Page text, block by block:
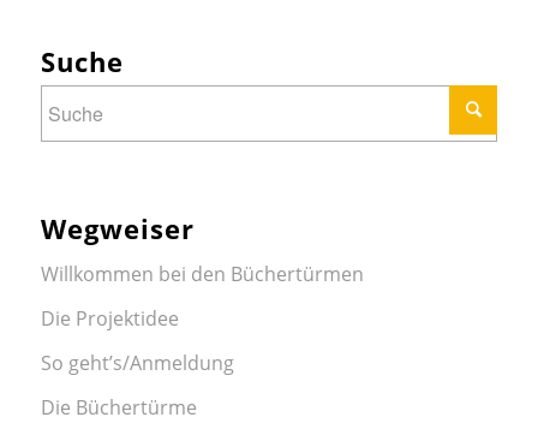
Suche
Wegweiser
Willkommen bei den Büchertürmen
Die Projektidee
So geht’s/Anmeldung
Die Büchertürme